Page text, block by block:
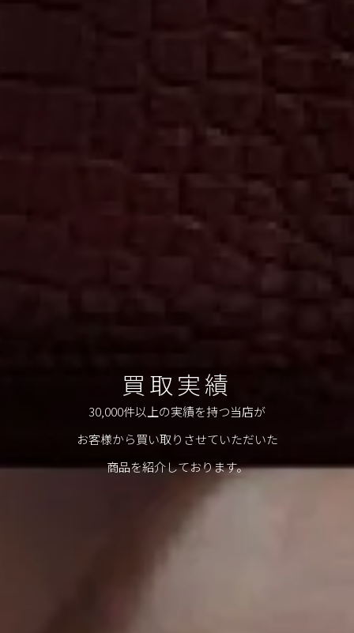
買取実績
30,000件以上の実績を持つ当店が
お客様から買い取りさせていただいた
商品を紹介しております。